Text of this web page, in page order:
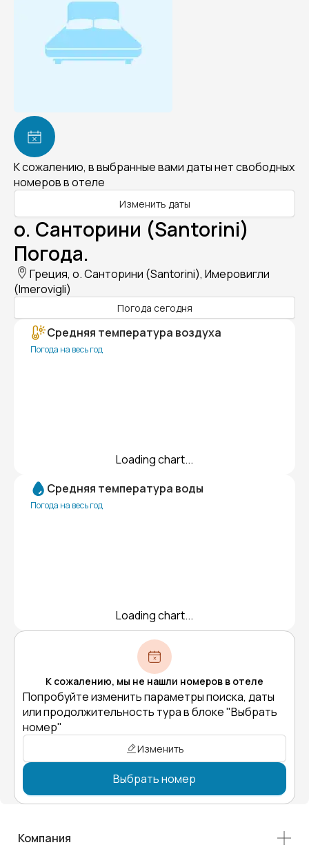
К сожалению, в выбранные вами даты нет свободных
номеров в отеле
Изменить даты
о. Санторини (Santorini)
Погода.
Греция, о. Санторини (Santorini), Имеровигли
(Imerovigli)
Погода сегодня
Средняя температура воздуха
Погода на весь год
Loading chart...
Средняя температура воды
Погода на весь год
Loading chart...
К сожалению, мы не нашли номеров в отеле
Попробуйте изменить параметры поиска, даты
или продолжительность тура в блоке "Выбрать
номер"
Изменить
Выбрать номер
Компания